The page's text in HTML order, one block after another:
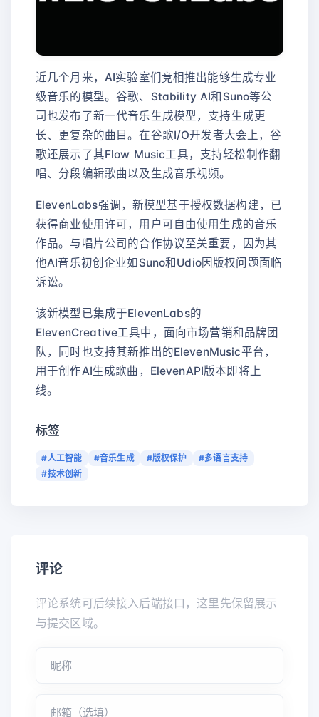
近几个月来，AI实验室们竞相推出能够生成专业
级音乐的模型。谷歌、Stability AI和Suno等公
司也发布了新一代音乐生成模型，支持生成更
长、更复杂的曲目。在谷歌I/O开发者大会上，谷
歌还展示了其Flow Music工具，支持轻松制作翻
唱、分段编辑歌曲以及生成音乐视频。
ElevenLabs强调，新模型基于授权数据构建，已
获得商业使用许可，用户可自由使用生成的音乐
作品。与唱片公司的合作协议至关重要，因为其
他AI音乐初创企业如Suno和Udio因版权问题面临
诉讼。
该新模型已集成于ElevenLabs的
ElevenCreative工具中，面向市场营销和品牌团
队，同时也支持其新推出的ElevenMusic平台，
用于创作AI生成歌曲，ElevenAPI版本即将上
线。
标签
#人工智能 #音乐生成 #版权保护
#多语言支持
#技术创新
评论
评论系统可后续接入后端接口，这里先保留展示
与提交区域。